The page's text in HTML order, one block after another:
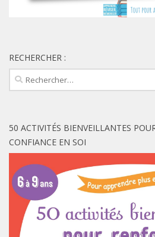
RECHERCHER :
Rechercher :
50 ACTIVITÉS BIENVEILLANTES
CONFIANCE EN SOI